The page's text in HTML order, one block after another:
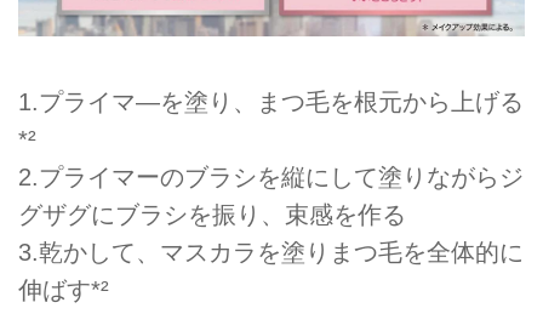
1.プライマ―を塗り、まつ毛を根元から上げる
*²
2.プライマーのブラシを縦にして塗りながらジ
グザグにブラシを振り、束感を作る
3.乾かして、マスカラを塗りまつ毛を全体的に
伸ばす*²